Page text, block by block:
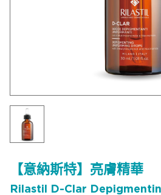
【意納斯特】亮膚精華
Rilastil D-Clar